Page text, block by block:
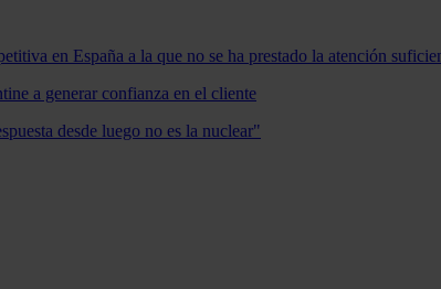
en España a la que no se ha prestado la atención
a generar confianza en el cliente
desde luego no es la nuclear"